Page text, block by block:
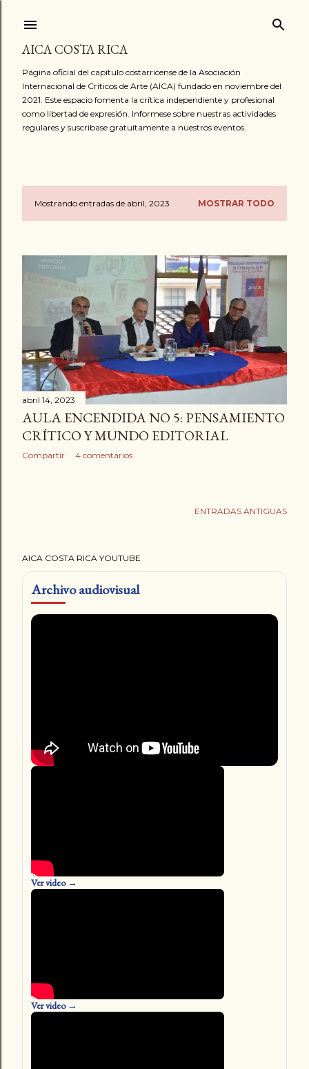
AICA COSTA RICA
Página oficial del capítulo costarricense de la Asociación
Internacional de Críticos de Arte (AICA) fundado en noviembre del
2021. Este espacio fomenta la crítica independiente y profesional
como libertad de expresión. Informese sobre nuestras actividades
regulares y suscribase gratuitamente a nuestros eventos.
E
t
a
d
a
s
Mostrando entradas de abril, 2023 MOSTRAR TODO
abril 14, 2023
AULA ENCENDIDA NO 5: PENSAMIENTO
CRÍTICO Y MUNDO EDITORIAL
Compartir 4 comentarios
ENTRADAS ANTIGUAS
AICA COSTA RICA YOUTUBE
Archivo audiovisual
Ver video →
Ver video →